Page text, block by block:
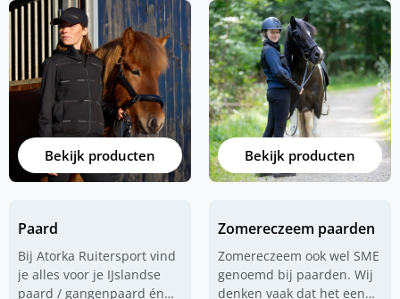
producten. IJslandse
paarden, dat is onze
passie maar dat is niets
nieuws. Wij zoeken naar
waterdichte rijkleding voor
op én naast het paard
bijvoorbeeld. Maar ook
zadels voor paarden met
een korte rug. Op deze
pagina vind je de nieuwste
opgenomen. De ruiter die
vaak tochten maakt door
weer en wind, die is bij ons
aan het juiste adres.
Bekijk producten
comfortabele en praktische
rijkleding zoekt. Voor die
ruiter hebben wij alles in
huis en dan met name
jodhpur rijbroeken. Maar
ook goede waterdichte
jassen van UHIP,
goedejodphur
schoenenvan diverse
merken en ook fijne
Bekijk producten
Paard
Bij Atorka Ruitersport vind
je alles voor je IJslandse
paard / gangenpaard én
Zomereczeem paarden
Zomereczeem ook wel SME
genoemd bij paarden. Wij
denken vaak dat het een